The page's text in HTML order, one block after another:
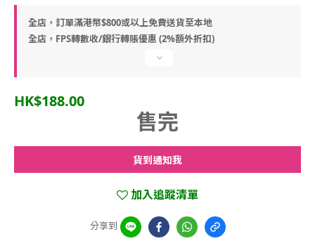
全店，訂單滿港幣$800或以上免費送貨至本地
全店，FPS轉數收/銀行轉賬優惠 (2%額外折扣)
HK$188.00
售完
貨到通知我
加入追蹤清單
分享到